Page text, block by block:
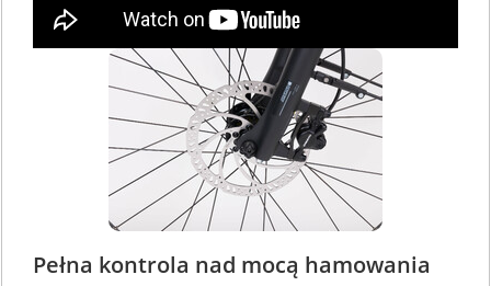
Pełna kontrola nad mocą hamowania